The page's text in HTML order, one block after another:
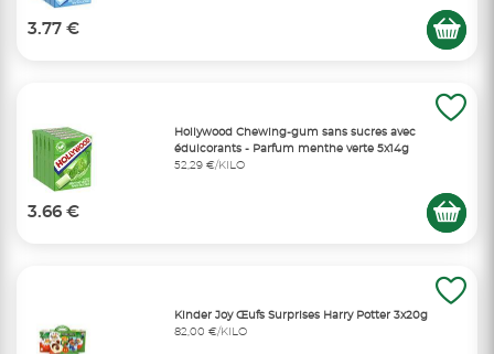
3.77 €
Hollywood Chewing-gum sans sucres avec
édulcorants - Parfum menthe verte 5x14g
52,29 €/KILO
3.66 €
Kinder Joy Œufs Surprises Harry Potter 3x20g
82,00 €/KILO